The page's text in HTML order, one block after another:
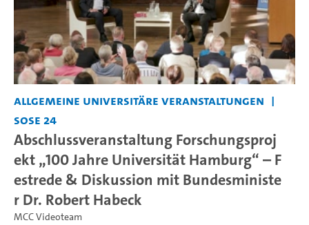
Allgemeine universitäre Veranstaltungen
SoSe 24
Abschlussveranstaltung Forschungsproj
ekt „100 Jahre Universität Hamburg“ – F
estrede & Diskussion mit Bundesministe
r Dr. Robert Habeck
MCC Videoteam